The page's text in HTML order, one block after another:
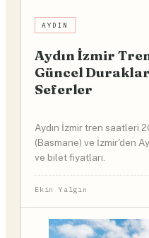
AYDIN
Aydın İzmir
Güncel
Seferler
Aydın İzmir tren saatleri
(Basmane) ve İzmir'den
ve bilet fiyatları.
Ekin Yalgın